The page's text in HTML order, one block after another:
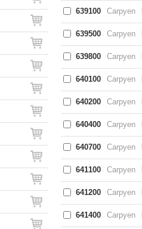
639100 Carpyen
639500 Carpyen
639800 Carpyen
640100 Carpyen
640200 Carpyen
640400 Carpyen
640700 Carpyen
641100 Carpyen
641200 Carpyen
641400 Carpyen